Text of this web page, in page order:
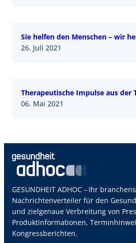
Sie helfen den Menschen – wir
26. Juli 2021
Therapeutische Impulse aus der
06. Mai 2021
GESUNDHEIT ADHOC – Ihr
Nachrichtenverteiler für den
und zielgenaue Verbreitung von
Produktinformationen,
Kongressberichten.